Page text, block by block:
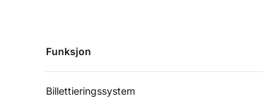
Funksjon
Billettieringssystem